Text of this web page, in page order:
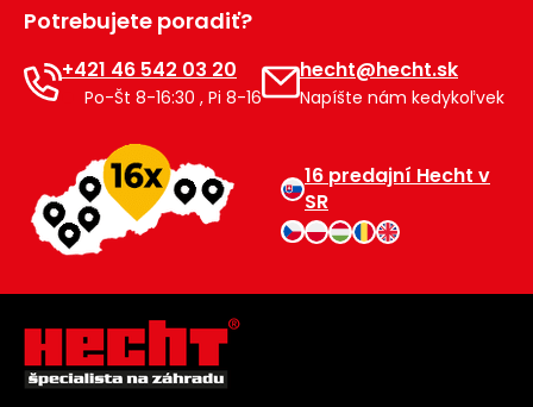
Potrebujete poradiť?
+421 46 542 03 20
Po-Št 8-16:30 , Pi 8-16
hecht@hecht.sk
Napíšte nám kedykoľvek
16 predajní Hecht v
SR